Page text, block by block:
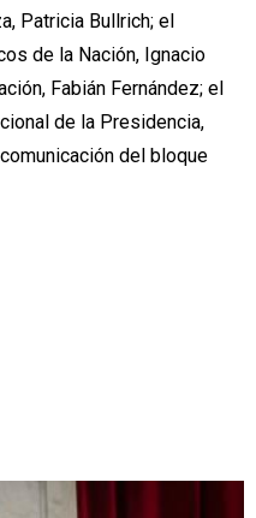
Patricia Bullrich; el
de la Nación, Ignacio
Fabián Fernández; el
de la Presidencia,
del bloque